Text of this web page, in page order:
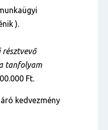
).
tanfolyam
Ft.
kedvezmény